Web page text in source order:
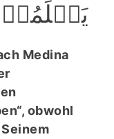
یَعۡلَمُوۡنَ
Medina
obwohl